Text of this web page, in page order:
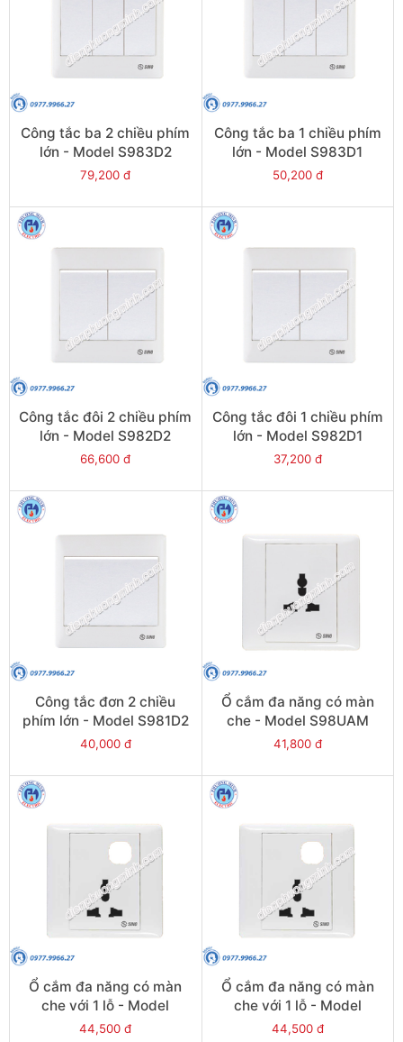
Công tắc ba 2 chiều phím
lớn - Model S983D2
79,200 đ
Công tắc ba 1 chiều phím
lớn - Model S983D1
50,200 đ
Công tắc đôi 2 chiều phím
lớn - Model S982D2
66,600 đ
Công tắc đôi 1 chiều phím
lớn - Model S982D1
37,200 đ
Công tắc đơn 2 chiều
phím lớn - Model S981D2
40,000 đ
Ổ cắm đa năng có màn
che - Model S98UAM
41,800 đ
Ổ cắm đa năng có màn
che với 1 lỗ - Model
S986UAMX
44,500 đ
Ổ cắm đa năng có màn
che với 1 lỗ - Model
S98UAMX
44,500 đ